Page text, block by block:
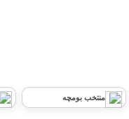
منتخب بومچه